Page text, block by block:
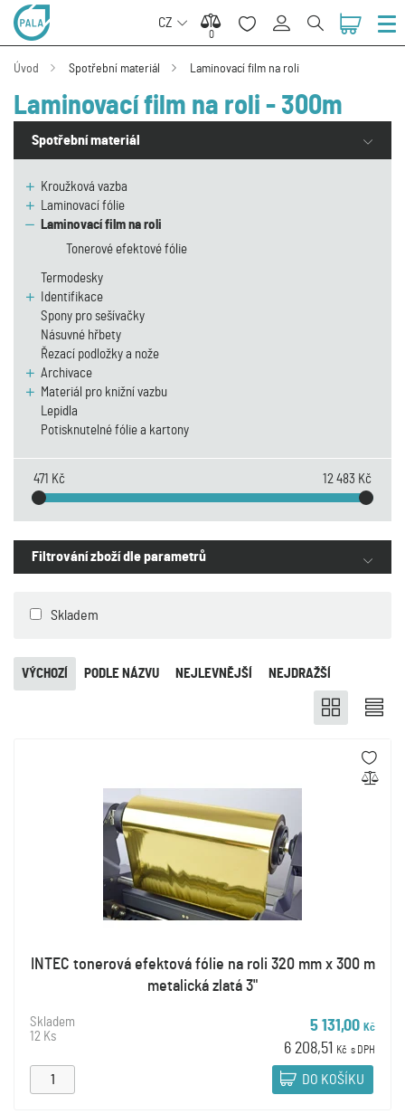
CZ
0
0
Úvod Spotřební materiál Laminovací film na roli
Laminovací film na roli - 300m
Spotřební materiál
Kroužková vazba
Laminovací fólie
Laminovací film na roli
Tonerové efektové fólie
Termodesky
Identifikace
Spony pro sešívačky
Násuvné hřbety
Řezací podložky a nože
Archivace
Materiál pro knižní vazbu
Lepidla
Potisknutelné fólie a kartony
471 Kč 12 483 Kč
Filtrování zboží dle parametrů
Skladem
NEJLEVNĚJŠÍ NEJDRAŽŠÍ
PODLE NÁZVU
VÝCHOZÍ
INTEC tonerová efektová fólie na roli 320 mm x 300 m
metalická zlatá 3"
Skladem
12 Ks
5 131,00 Kč
6 208,51 Kč s DPH
DO KOŠÍKU